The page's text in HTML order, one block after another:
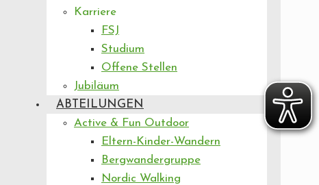
Karriere
FSJ
Studium
Offene Stellen
Jubiläum
ABTEILUNGEN
Active & Fun Outdoor
Eltern-Kinder-Wandern
Bergwandergruppe
Nordic Walking